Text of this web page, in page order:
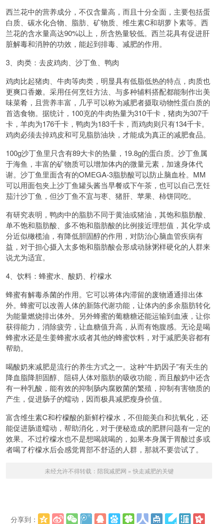
西兰花中的营养成分，不仅含量高，而且十分全面，主要包括蛋
白质、碳水化合物、脂肪、矿物质、维生素C和胡萝卜素等。西
兰花的含水量高达90%以上，所含热量较低。西兰花具有促进肝
脏解毒和消肿的功效，能起到排毒、减肥的作用。
3、肉类：去皮鸡肉、沙丁鱼、鸭肉
鸡肉比起猪肉、牛肉等肉类，明显具有低脂低热的特点，肉质也
更爽口香嫩。采用任何烹饪方法、与多种辅料搭配都能制作出美
味菜肴，且营养丰富，几乎可以称为减肥者摄取动物性蛋白质的
首选食物。据统计，100克的牛肉热量为310千卡，猪肉为307千
卡，羊肉为176千卡，鸭肉为183千卡，而鸡肉则只有134千卡。
鸡肉必须去掉鸡皮和可见脂肪油块，才能成为真正的减肥食品。
100g沙丁鱼里只含有89大卡的热量，19.8g的蛋白质。沙丁鱼属
于海鱼，丰富的矿物质可以增加体内的微量元素，加速身体代
谢。沙丁鱼里面含有的OMEGA-3脂肪酸可以防止脑血栓。MM
可以用面包夹上沙丁鱼罐头酱当早餐或下午茶，也可以自己烹饪
茄汁沙丁鱼，但沙丁鱼不宜与枣、猪肝、苹果、柿饼同吃。
有研究表明，鸭肉中的脂肪不同于黄油或猪油，其饱和脂肪酸、
单不饱和脂肪酸、多不饱和脂肪酸的比例接近理想值，其化学成
分近似橄榄油，有降低胆固醇的作用，对防治心脑血管疾病有
益，对于担心摄入太多饱和脂肪酸会形成动脉粥样硬化的人群来
说尤为适宜。
4、饮料：蜂蜜水、酸奶、柠檬水
蜂蜜有解毒杀菌的作用。它可以将体内滞留的废物通通排出体
外。蜂蜜可以改善人体的新陈代谢功能，让体内的多余脂肪转化
为能量燃烧排出体外。另外蜂蜜的葡糖糖还能运输到血液，让你
获得能力，消除疲劳，让血糖值升高，从而有饱腹感。无论是喝
蜂蜜水还是生姜蜂蜜水或者其他的蜂蜜饮料，对于减肥美容都有
帮助。
喝酸奶来减肥是流行的养生方式之一。这种“牛奶因子”有天生的
降血脂降胆固醇、阻碍人体对脂肪的吸收功能，而且酸奶中还含
有一种乳酸，能有效的抑制肠内腐败菌的繁殖，抑制有害物质的
产生，促进肠子的蠕动，因而极具减肥瘦身价值。
富含维生素C和柠檬酸的新鲜柠檬水，不但能美白和抗氧化，还
能促进肠道蠕动，帮助消化，对于便秘造成的肥胖问题有一定的
效果。不过柠檬水也不是想喝就喝的，如果本身属于胃酸过多或
者喝了柠檬水后会感觉胃部不舒适的人群，那就不要尝试了。
未经允许不得转载： 陪我减肥网 » 快走减肥的关键
分享到：